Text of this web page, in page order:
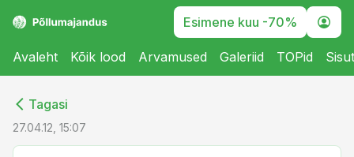
Esimene kuu -70%
Avaleht Kõik lood Arvamused Galeriid TOPid
Tagasi
27.04.12, 15:07